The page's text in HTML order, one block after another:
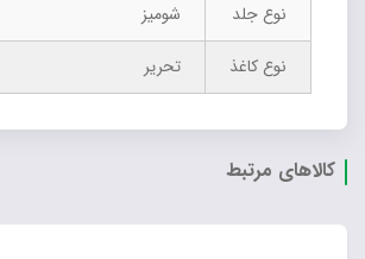
نوع جلد
شومیز
نوع کاغذ
تحریر
کالاهای مرتبط